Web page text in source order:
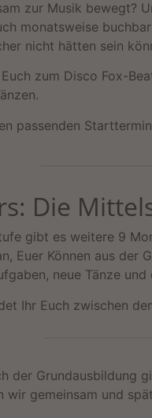
zur Musik bewegt?
monatsweise
nicht hätten sein
zum Disco Fox-
passenden
Die
gibt es weitere 9
Euer Können aus der
neue Tänze
Ihr Euch zwischen
der Grundausbildung
wir gemeinsam und